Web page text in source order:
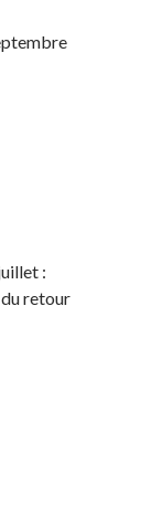
:
retour